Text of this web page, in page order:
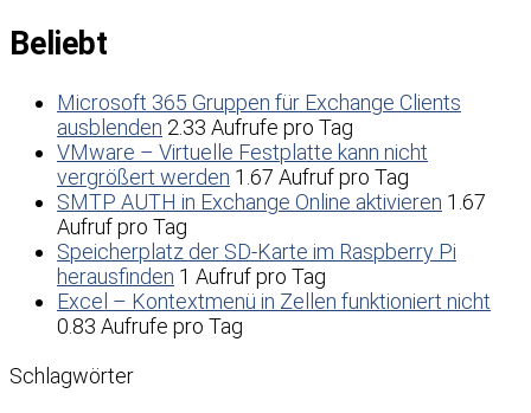
Beliebt
Microsoft 365 Gruppen für Exchange Clients
ausblenden 2.33 Aufrufe pro Tag
VMware – Virtuelle Festplatte kann nicht
vergrößert werden 1.67 Aufruf pro Tag
SMTP AUTH in Exchange Online aktivieren 1.67
Aufruf pro Tag
Speicherplatz der SD-Karte im Raspberry Pi
herausfinden 1 Aufruf pro Tag
Excel – Kontextmenü in Zellen funktioniert nicht
0.83 Aufrufe pro Tag
Schlagwörter